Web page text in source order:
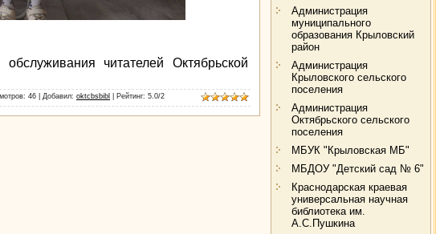
читателей Октябрьской
: 46 | Добавил: oktcbsbibl Рейтинг: 5.0/2
Администрация
муниципального
образования Крыловский
район
Администрация
Крыловского сельского
поселения
Администрация
Октябрьского сельского
поселения
МБУК "Крыловская МБ"
МБДОУ "Детский сад № 6"
Краснодарская краевая
универсальная научная
библиотека им.
А.С.Пушкина